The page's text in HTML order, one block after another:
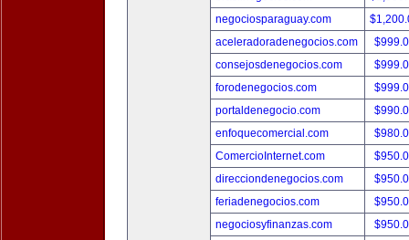
negociosparaguay.com
aceleradoradenegocios.com
consejosdenegocios.com
forodenegocios.com
portaldenegocio.com
enfoquecomercial.com
ComercioInternet.com
direcciondenegocios.com
feriadenegocios.com
negociosyfinanzas.com